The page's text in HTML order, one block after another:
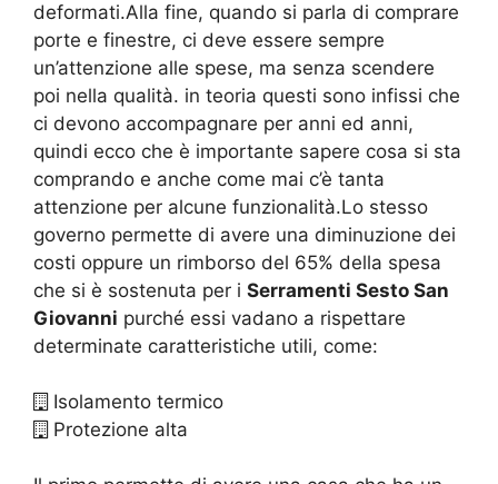
deformati.Alla fine, quando si parla di comprare
porte e finestre, ci deve essere sempre
un’attenzione alle spese, ma senza scendere
poi nella qualità. in teoria questi sono infissi che
ci devono accompagnare per anni ed anni,
quindi ecco che è importante sapere cosa si sta
comprando e anche come mai c’è tanta
attenzione per alcune funzionalità.Lo stesso
governo permette di avere una diminuzione dei
costi oppure un rimborso del 65% della spesa
che si è sostenuta per i Serramenti Sesto San
Giovanni purché essi vadano a rispettare
determinate caratteristiche utili, come:
Isolamento termico
Protezione alta